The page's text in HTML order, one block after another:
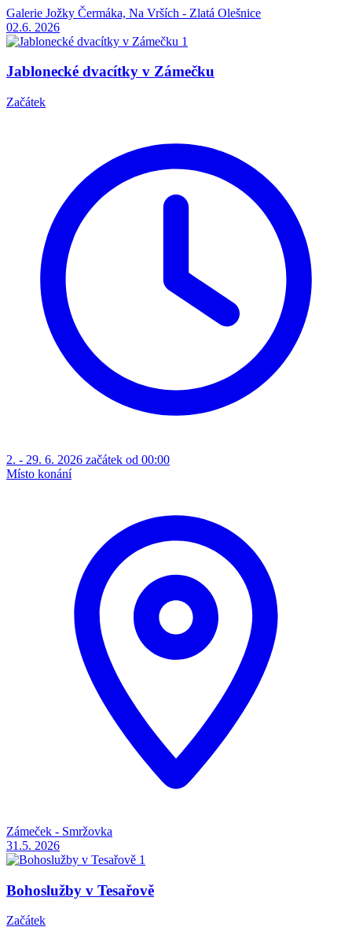
Galerie Jožky Čermáka, Na Vrších - Zlatá Olešnice
02.6. 2026
Jablonecké dvacítky v Zámečku
Začátek
2. - 29. 6. 2026 začátek od 00:00
Místo konání
Zámeček - Smržovka
31.5. 2026
Bohoslužby v Tesařově
Začátek